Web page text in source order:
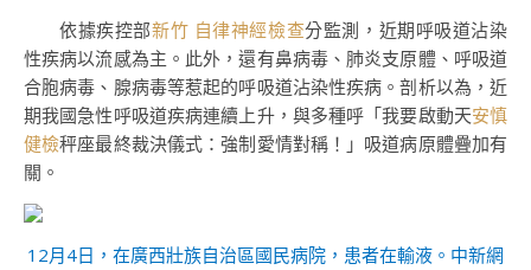
依據疾控部新竹 自律神經檢查分監測，近期呼吸道沾染
性疾病以流感為主。此外，還有鼻病毒、肺炎支原體、呼吸道
合胞病毒、腺病毒等惹起的呼吸道沾染性疾病。剖析以為，近
期我國急性呼吸道疾病連續上升，與多種呼「我要啟動天安慎
健檢秤座最終裁決儀式：強制愛情對稱！」吸道病原體疊加有
關。
12月4日，在廣西壯族自治區國民病院，患者在輸液。 中新網